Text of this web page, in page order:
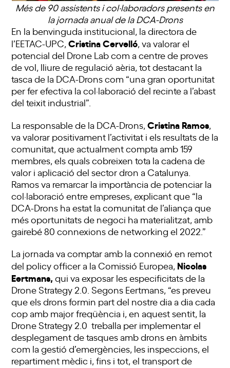
Més de 90 assistents i col·laboradors presents en
la jornada anual de la DCA-Drons
En la benvinguda institucional, la directora de
l’EETAC-UPC,Cristina Cervelló , va valorar el
potencial del Drone Lab com a centre de proves
de vol, lliure de regulació aèria, tot destacant la
tasca de la DCA-Drons com “una gran oportunitat
per fer efectiva la col·laboració del recinte a l’abast
del teixit industrial”.
La responsable de la DCA-Drons,Cristina Ramos
va valorar positivament l’activitat i els resultats de la
comunitat, que actualment compta amb 159
membres, els quals cobreixen tota la cadena de
valor i aplicació del sector dron a Catalunya.
Ramos va remarcar la importància de potenciar la
col·laboració entre empreses, explicant que “la
DCA-Drons ha estat la comunitat de l’aliança que
més oportunitats de negoci ha materialitzat, amb
gairebé 80 connexions de networking el 2022.”
La jornada va comptar amb la connexió en remot
del policy officer a la Comissió Europea, Nicolas
Eertmans, qui va exposar les especificitats de la
Drone Strategy 2.0. Segons Eertmans, “es preveu
que els drons formin part del nostre dia a dia cada
cop amb major freqüència i, en aquest sentit, la
Drone Strategy 2.0 treballa per implementar el
desplegament de tasques amb drons en àmbits
com la gestió d’emergències, les inspeccions, el
repartiment mèdic i, fins i tot, el transport de